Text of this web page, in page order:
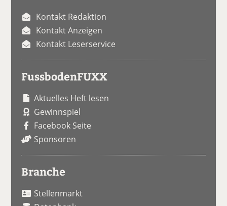
Kontakt Redaktion
Kontakt Anzeigen
Kontakt Leserservice
FussbodenFUXX
Aktuelles Heft lesen
Gewinnspiel
Facebook Seite
Sponsoren
Branche
Stellenmarkt